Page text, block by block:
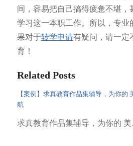
间，容易把自己搞得疲惫不堪，
学习这一本职工作。所以，专业
果对于转学申请有疑问，请一定
育！
Related Posts
【案例】求真教育作品集辅导，为你的
航
求真教育作品集辅导，为你的